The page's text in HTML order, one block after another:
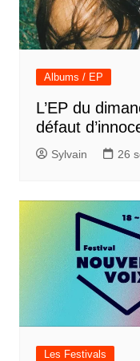
Albums / EP
L’EP du
défaut
Sylvain 26
Les Festivals